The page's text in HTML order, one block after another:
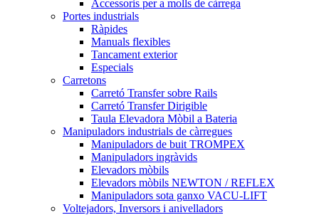
Accessoris per a molls de càrrega
Portes industrials
Ràpides
Manuals flexibles
Tancament exterior
Especials
Carretons
Carretó Transfer sobre Rails
Carretó Transfer Dirigible
Taula Elevadora Mòbil a Bateria
Manipuladors industrials de càrregues
Manipuladors de buit TROMPEX
Manipuladors ingràvids
Elevadors mòbils
Elevadors mòbils NEWTON / REFLEX
Manipuladors sota ganxo VACU-LIFT
Voltejadors, Inversors i anivelladors